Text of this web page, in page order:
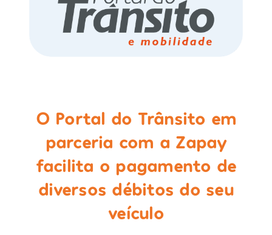
O Portal do Trânsito em
parceria com a Zapay
facilita o pagamento de
diversos débitos do seu
veículo